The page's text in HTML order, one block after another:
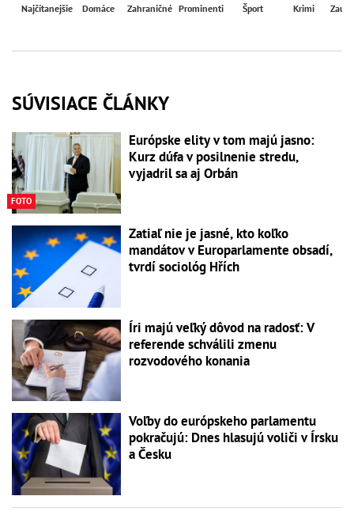
Najčítanejšie Domáce Zahraničné Prominenti Šport Krimi
SÚVISIACE ČLÁNKY
FOTO
Európske elity v tom majú jasno:
Kurz dúfa v posilnenie stredu,
vyjadril sa aj Orbán
Zatiaľ nie je jasné, kto koľko
mandátov v Europarlamente obsadí,
tvrdí sociológ Hřích
Íri majú veľký dôvod na radosť: V
referende schválili zmenu
rozvodového konania
Voľby do európskeho parlamentu
pokračujú: Dnes hlasujú voliči v Írsku
a Česku